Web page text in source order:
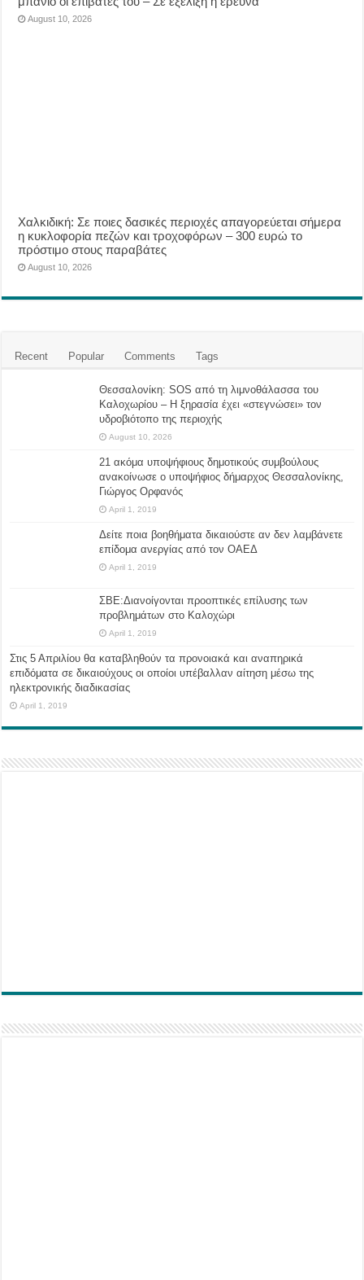
August 10, 2026
Χαλκιδική: Σε ποιες δασικές περιοχές απαγορεύεται σήμερα
η κυκλοφορία πεζών και τροχοφόρων – 300 ευρώ το
πρόστιμο στους παραβάτες
August 10, 2026
Recent Popular Comments Tags
Θεσσαλονίκη: SOS από τη λιμνοθάλασσα του
Καλοχωρίου – Η ξηρασία έχει «στεγνώσει» τον
υδροβιότοπο της περιοχής
August 10, 2026
21 ακόμα υποψήφιους δημοτικούς συμβούλους
ανακοίνωσε ο υποψήφιος δήμαρχος Θεσσαλονίκης,
Γιώργος Ορφανός
April 1, 2019
Δείτε ποια βοηθήματα δικαιούστε αν δεν λαμβάνετε
επίδομα ανεργίας από τον ΟΑΕΔ
April 1, 2019
ΣΒΕ:Διανοίγονται προοπτικές επίλυσης των
προβλημάτων στο Καλοχώρι
April 1, 2019
Στις 5 Απριλίου θα καταβληθούν τα προνοιακά και αναπηρικά
επιδόματα σε δικαιούχους οι οποίοι υπέβαλλαν αίτηση μέσω της
ηλεκτρονικής διαδικασίας
April 1, 2019